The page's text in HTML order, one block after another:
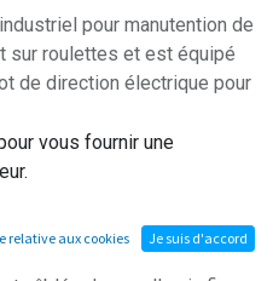
pour manutention de
sur roulettes et est équipé
de direction électrique pour
de sécurité équipée
armoire de commande.
l'armoire de commande. Les
de sécurité de porte et le
vous fournir une
relative aux cookies Je suis d'accord